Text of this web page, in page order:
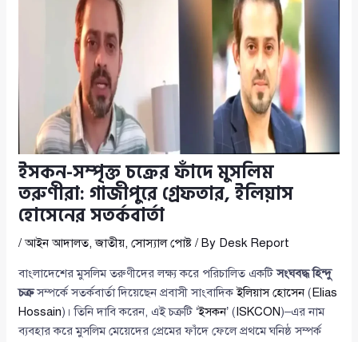
ইসকন-সম্পৃক্ত চক্রের ফাঁদে মুসলিম
তরুণীরা: গাজীপুরে গ্রেফতার, ইলিয়াস
হোসেনের সতর্কবার্তা
/আইন আদালত,জাতীয়,সোস্যাল পোষ্ট / By Desk Report
বাংলাদেশের মুসলিম তরুণীদের লক্ষ্য করে পরিচালিত একটিসংঘবদ্ধ হিন্দু
চক্রসম্পর্কে সতর্কবার্তা দিয়েছেন প্রবাসী সাংবাদিকইলিয়াস হোসেন( Elias
Hossain)। তিনি দাবি করেন, এই চক্রটি ‘ইসকন’ ( ISKCON)–এর নাম
ব্যবহার করে মুসলিম মেয়েদের প্রেমের ফাঁদে ফেলে প্রথমে ঘনিষ্ঠ সম্পর্ক